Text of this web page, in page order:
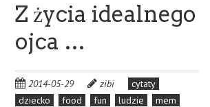
Z życia idealnego
ojca …
2014-05-29 zibi
cytaty
dziecko
food fun ludzie
mem